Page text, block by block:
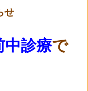
せ
中診療で